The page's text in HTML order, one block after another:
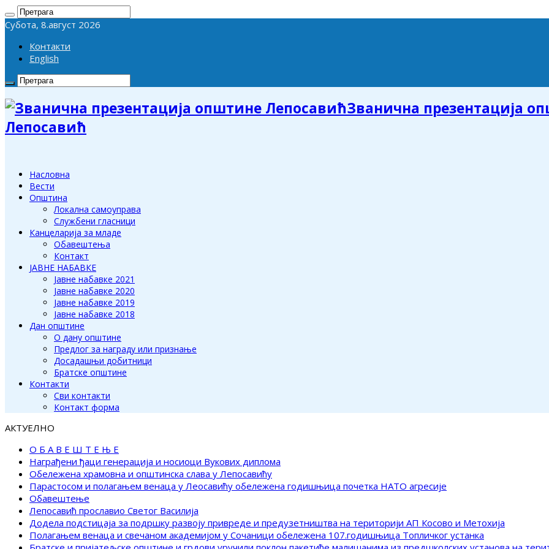
Субота, 8.август 2026
Контакти
English
Званична презентација
Лепосавић
Насловна
Вести
Општина
Локална самоуправа
Службени гласници
Канцеларија за младе
Обавештења
Контакт
ЈАВНЕ НАБАВКЕ
Јавне набавке 2021
Јавне набавке 2020
Јавне набавке 2019
Јавне набавке 2018
Дан општине
О дану општине
Предлог за награду или признање
Досадашњи добитници
Братске општине
Контакти
Сви контакти
Контакт форма
АКТУЕЛНО
О Б А В Е Ш Т Е Њ Е
Награђени ђаци генерација и носиоци Вукових диплома
Обележена храмовна и општинска слава у Лепосавићу
Парастосом и полагањем венаца у Леосавићу обележена годишњица почетка НАТО агресије
Обавештење
Лепосавић прославио Светог Василија
Додела подстицаја за подршку развоју привреде и предузетништва на територији АП Косово и Метохија
Полагањем венаца и свечаном академијом у Сочаници обележена 107.годишњица Топличког устанка